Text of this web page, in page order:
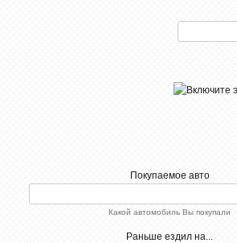
Покупаемое авто
Какой автомобиль Вы покупали
Раньше ездил на...